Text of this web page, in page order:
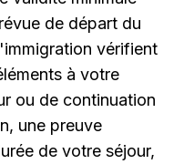
de départ du
vérifient
à votre
ou de continuation
une preuve
de votre séjour,